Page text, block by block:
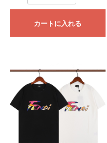
カートに入れる